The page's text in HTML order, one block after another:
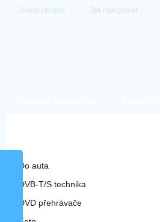
Úvodní strana Jak nakupovat
Do auta
DVB-T/S technika
DVD přehrávače